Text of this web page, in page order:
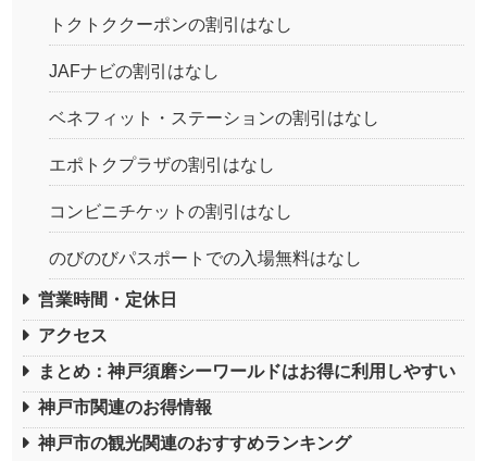
トクトククーポンの割引はなし
JAFナビの割引はなし
ベネフィット・ステーションの割引はなし
エポトクプラザの割引はなし
コンビニチケットの割引はなし
のびのびパスポートでの入場無料はなし
営業時間・定休日
アクセス
まとめ：神戸須磨シーワールドはお得に利用しやすい
神戸市関連のお得情報
神戸市の観光関連のおすすめランキング